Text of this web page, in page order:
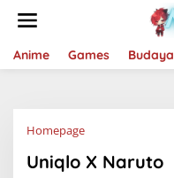
Anime Games Budaya
HomepageLampiran
Uniqlo X Naruto